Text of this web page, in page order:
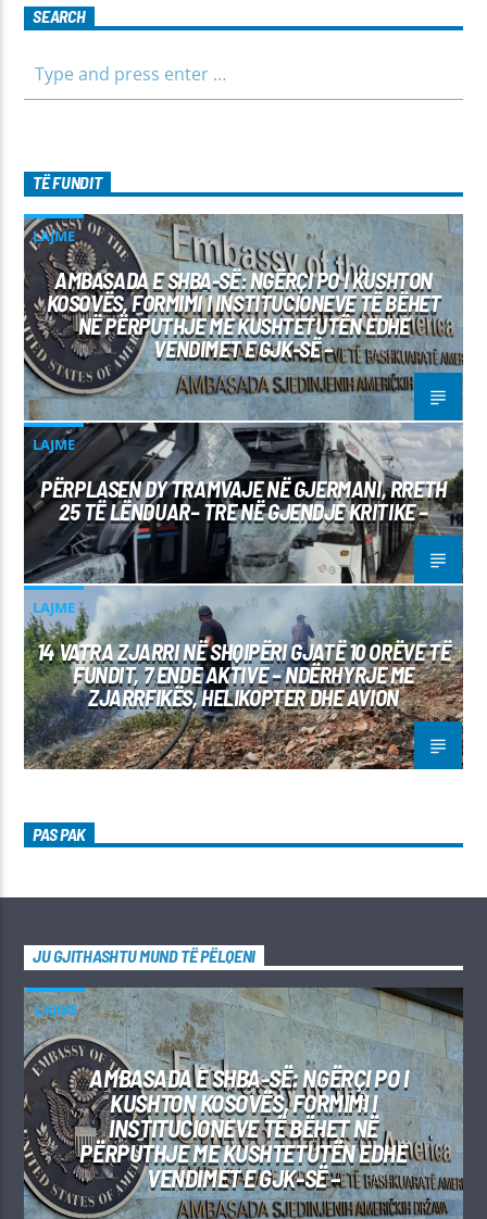
SEARCH
TË FUNDIT
LAJME
AMBASADA E SHBA-SË: NGËRÇI PO I KUSHTON
KOSOVËS, FORMIMI I INSTITUCIONEVE TË BËHET
NË PËRPUTHJE ME KUSHTETUTËN EDHE
VENDIMET E GJK-SË –
LAJME
PËRPLASEN DY TRAMVAJE NË GJERMANI, RRETH
25 TË LËNDUAR– TRE NË GJENDJE KRITIKE –
LAJME
14 VATRA ZJARRI NË SHQIPËRI GJATË 10 ORËVE TË
FUNDIT, 7 ENDE AKTIVE – NDËRHYRJE ME
ZJARRFIKËS, HELIKOPTER DHE AVION
PAS PAK
JU GJITHASHTU MUND TË PËLQENI
LAJME
AMBASADA E SHBA-SË: NGËRÇI PO I
KUSHTON KOSOVËS, FORMIMI I
INSTITUCIONEVE TË BËHET NË
PËRPUTHJE ME KUSHTETUTËN EDHE
VENDIMET E GJK-SË –